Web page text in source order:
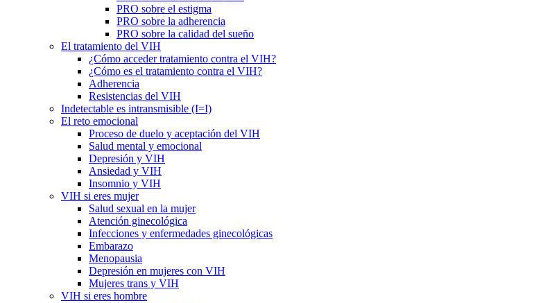
PRO sobre el estigma
PRO sobre la adherencia
PRO sobre la calidad del sueño
El tratamiento del VIH
¿Cómo acceder tratamiento contra el VIH?
¿Cómo es el tratamiento contra el VIH?
Adherencia
Resistencias del VIH
Indetectable es intransmisible (I=I)
El reto emocional
Proceso de duelo y aceptación del VIH
Salud mental y emocional
Depresión y VIH
Ansiedad y VIH
Insomnio y VIH
VIH si eres mujer
Salud sexual en la mujer
Atención ginecológica
Infecciones y enfermedades ginecológicas
Embarazo
Menopausia
Depresión en mujeres con VIH
Mujeres trans y VIH
VIH si eres hombre